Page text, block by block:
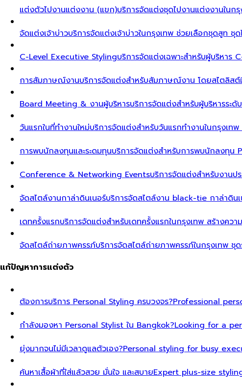
แต่งตัวไปงานแต่งงาน (แขก)บริการจัดแต่งชุดไปงานแต่งงานในก
จัดแต่งเจ้าบ่าวบริการจัดแต่งเจ้าบ่าวในกรุงเทพ ช่วยเลือกชุดสูท ชุ
C-Level Executive Stylingบริการจัดแต่งเฉพาะสำหรับผู้บริหาร
การสัมภาษณ์งานบริการจัดแต่งสำหรับสัมภาษณ์งาน โดยสไตลิสต์
Board Meeting & งานผู้บริหารบริการจัดแต่งสำหรับผู้บริหารระ
วันแรกในที่ทำงานใหม่บริการจัดแต่งสำหรับวันแรกทำงานในกรุงเท
การพบนักลงทุนและระดมทุนบริการจัดแต่งสำหรับการพบนักลงทุน
Conference & Networking Eventsบริการจัดแต่งสำหรับงานป
จัดสไตล์งานกาล่าดินเนอร์บริการจัดสไตล์งาน black-tie กาล่าดิน
เดทครั้งแรกบริการจัดแต่งสำหรับเดทครั้งแรกในกรุงเทพ สร้างคว
จัดสไตล์ถ่ายภาพครรภ์บริการจัดสไตล์ถ่ายภาพครรภ์ในกรุงเทพ
แก้ปัญหาการแต่งตัว
ต้องการบริการ Personal Styling ครบวงจร?Professional
กำลังมองหา Personal Stylist ใน Bangkok?Looking for a
ยุ่งมากจนไม่มีเวลาดูแลตัวเอง?Personal styling for busy
ค้นหาเสื้อผ้าที่ใส่แล้วสวย มั่นใจ และสบายExpert plus-size